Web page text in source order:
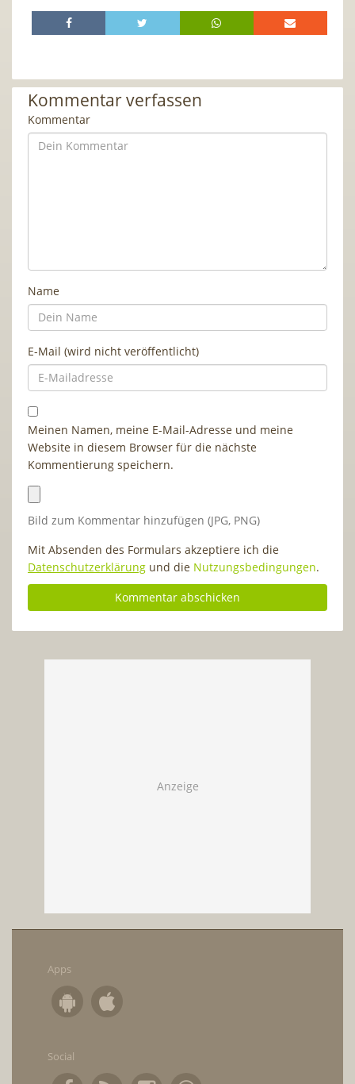
Kommentar verfassen
Kommentar
Name
E-Mail (wird nicht veröffentlicht)
Meinen Namen, meine E-Mail-Adresse und meine
Website in diesem Browser für die nächste
Kommentierung speichern.
Bild zum Kommentar hinzufügen (JPG, PNG)
Mit Absenden des Formulars akzeptiere ich die
Datenschutzerklärung und die Nutzungsbedingungen.
Apps
Social